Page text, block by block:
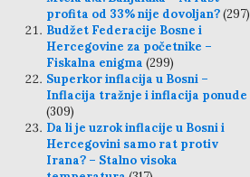
profita od 33% nije dovoljan?(297)
Budžet Federacije Bosne i
Hercegovine za početnike –
Fiskalna enigma (299)
Superkor inflacija u Bosni –
Inflacija tražnje i inflacija ponude
(309)
Da li je uzrok inflacije u Bosni i
Hercegovini samo rat protiv
Irana? – Stalno visoka